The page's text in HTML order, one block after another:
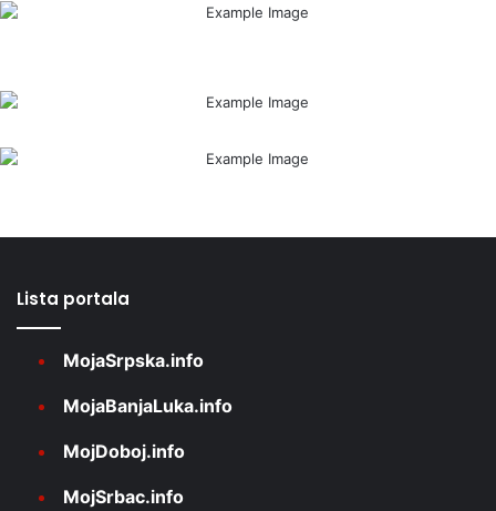
Lista portala
MojaSrpska.info
MojaBanjaLuka.info
MojDoboj.info
MojSrbac.info